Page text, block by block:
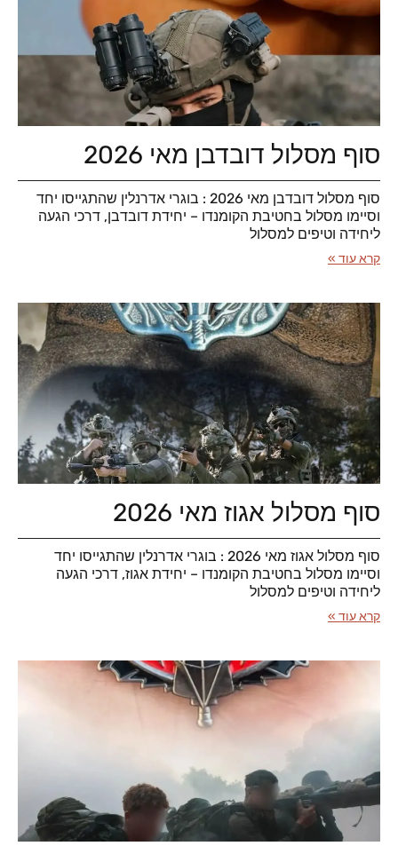
סוף מסלול דובדבן מאי 2026
סוף מסלול דובדבן מאי 2026 : בוגרי אדרנלין שהתגייסו יחד
וסיימו מסלול בחטיבת הקומנדו – יחידת דובדבן, דרכי הגעה
ליחידה וטיפים למסלול
קרא עוד »
סוף מסלול אגוז מאי 2026
סוף מסלול אגוז מאי 2026 : בוגרי אדרנלין שהתגייסו יחד
וסיימו מסלול בחטיבת הקומנדו – יחידת אגוז, דרכי הגעה
ליחידה וטיפים למסלול
קרא עוד »